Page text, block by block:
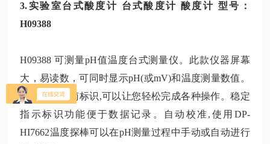
3.实验室台式酸度计 台式酸度计 酸度计 型号：
H09388
H09388 可测量pH值温度台式测量仪。此款仪器屏幕
大，易读数，可同时显示pH(或mV)和温度测量数值。
随屏显示指南标识,可以让您轻松完成各种操作。稳定
指示标识功能便于数据记录。自动校准,使用DP-
HI7662温度探棒可以在pH测量过程中手动或自动进行